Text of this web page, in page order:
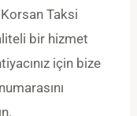
Taksi
bir hizmet
için bize